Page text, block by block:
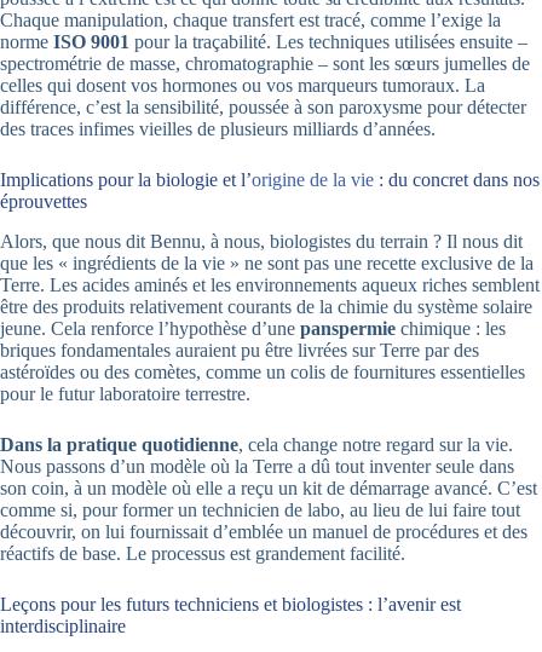
Chaque manipulation, chaque transfert est tracé, comme l’exige la
norme ISO 9001 pour la traçabilité. Les techniques utilisées ensuite –
spectrométrie de masse, chromatographie – sont les sœurs jumelles de
celles qui dosent vos hormones ou vos marqueurs tumoraux. La
différence, c’est la sensibilité, poussée à son paroxysme pour détecter
des traces infimes vieilles de plusieurs milliards d’années.
Implications pour la biologie et l’origine de la vie : du concret dans nos
éprouvettes
Alors, que nous dit Bennu, à nous, biologistes du terrain ? Il nous dit
que les « ingrédients de la vie » ne sont pas une recette exclusive de la
Terre. Les acides aminés et les environnements aqueux riches semblent
être des produits relativement courants de la chimie du système solaire
jeune. Cela renforce l’hypothèse d’une panspermie chimique : les
briques fondamentales auraient pu être livrées sur Terre par des
astéroïdes ou des comètes, comme un colis de fournitures essentielles
pour le futur laboratoire terrestre.
Dans la pratique quotidienne, cela change notre regard sur la vie.
Nous passons d’un modèle où la Terre a dû tout inventer seule dans
son coin, à un modèle où elle a reçu un kit de démarrage avancé. C’est
comme si, pour former un technicien de labo, au lieu de lui faire tout
découvrir, on lui fournissait d’emblée un manuel de procédures et des
réactifs de base. Le processus est grandement facilité.
Leçons pour les futurs techniciens et biologistes : l’avenir est
interdisciplinaire